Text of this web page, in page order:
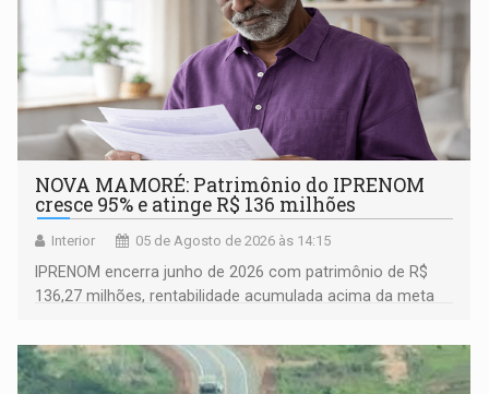
NOVA MAMORÉ: Patrimônio do IPRENOM
cresce 95% e atinge R$ 136 milhões
Interior 05 de Agosto de 2026 às 14:15
IPRENOM encerra junho de 2026 com patrimônio de R$
136,27 milhões, rentabilidade acumulada acima da meta